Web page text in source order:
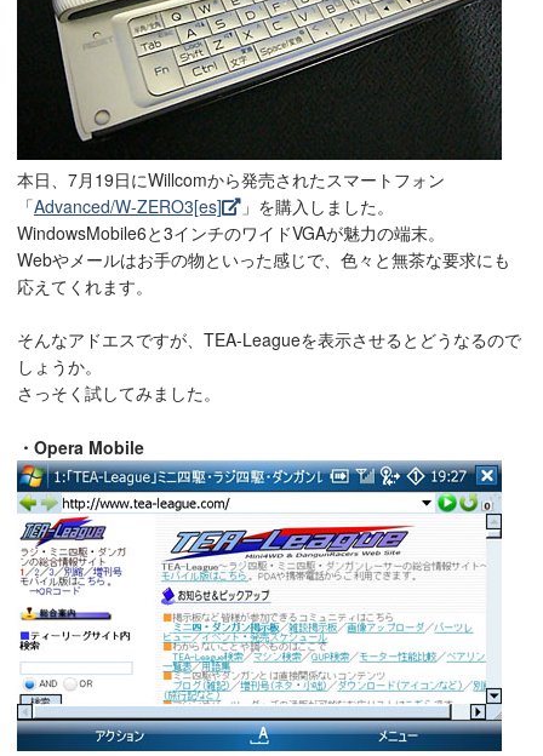
本日、7月19日にWillcomから発売されたスマートフォン
「Advanced/W-ZERO3[es]
」を購入しました。
WindowsMobile6と3インチのワイドVGAが魅力の端末。
Webやメールはお手の物といった感じで、色々と無茶な要求にも
応えてくれます。
そんなアドエスですが、TEA-Leagueを表示させるとどうなるので
しょうか。
さっそく試してみました。
・Opera Mobile